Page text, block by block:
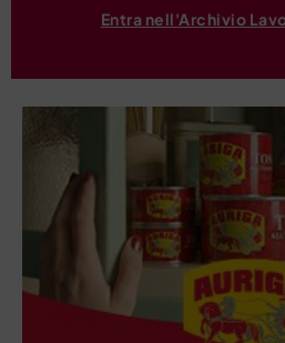
Entra nell'Archivio